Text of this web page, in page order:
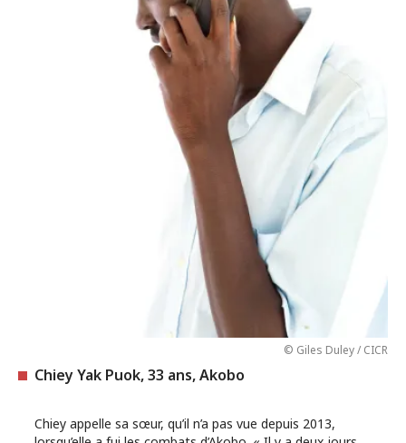
© Giles Duley / CICR
Chiey Yak Puok, 33 ans, Akobo
Chiey appelle sa sœur, qu’il n’a pas vue depuis 2013,